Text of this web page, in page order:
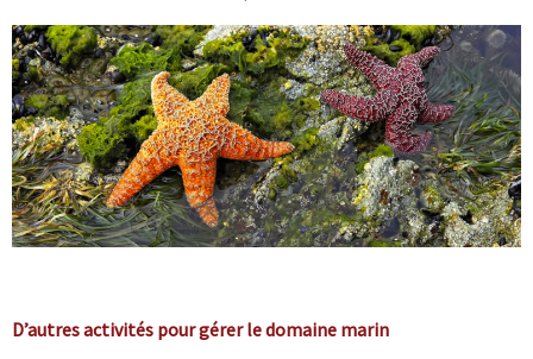
D’autres activités pour gérer le domaine marin